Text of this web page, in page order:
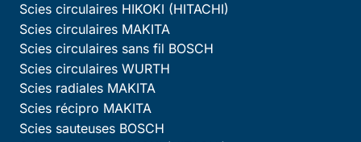
Scies circulaires HIKOKI (HITACHI)
Scies circulaires MAKITA
Scies circulaires sans fil BOSCH
Scies circulaires WURTH
Scies radiales MAKITA
Scies récipro MAKITA
Scies sauteuses BOSCH